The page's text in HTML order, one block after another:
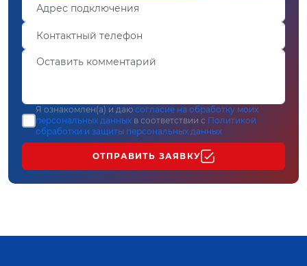
Я ознакомлен(а) и даю согласие на обработку моих
персональных данных в соответствии с Политикой
обработки и защиты персональных данных
ОТПРАВИТЬ ЗАЯВКУ